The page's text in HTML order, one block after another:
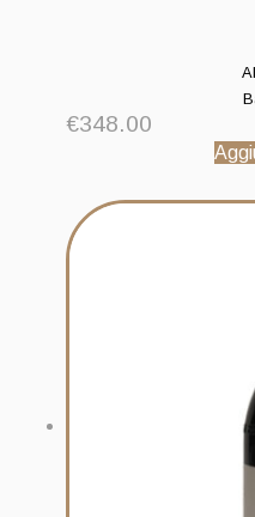
€348.00